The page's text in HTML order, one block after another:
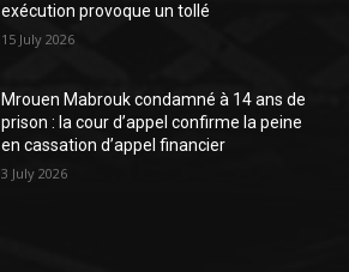
exécution provoque un tollé
15 July 2026
Mrouen Mabrouk condamné à 14 ans de
prison : la cour d’appel confirme la peine
en cassation d’appel financier
3 July 2026